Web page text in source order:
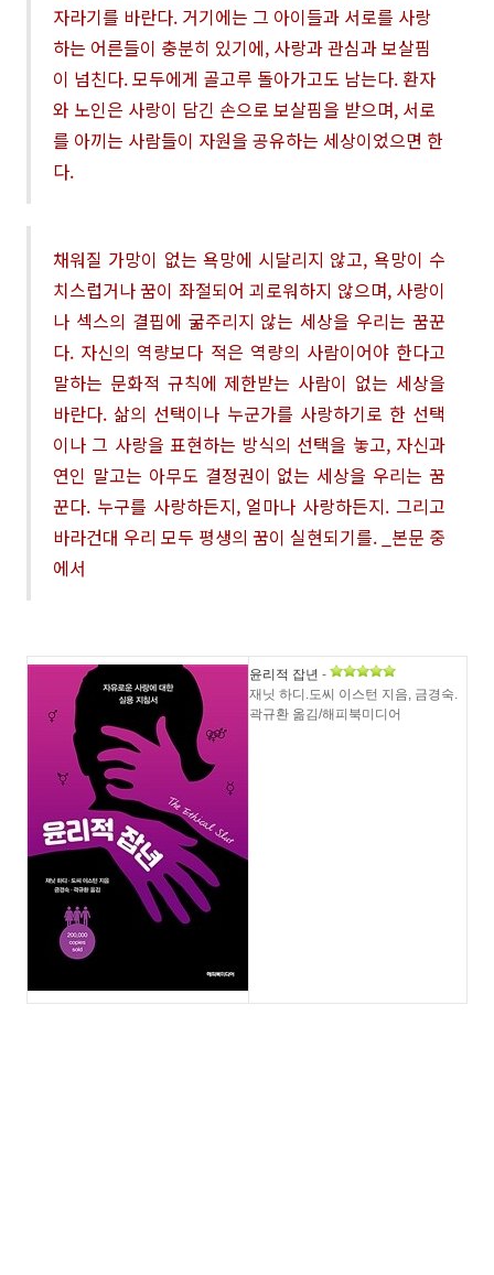
자라기를 바란다. 거기에는 그 아이들과 서로를 사랑
하는 어른들이 충분히 있기에, 사랑과 관심과 보살핌
이 넘친다.모두에게 골고루 돌아가고도 남는다. 환자
와 노인은 사랑이 담긴 손으로 보살핌을 받으며, 서로
를 아끼는 사람들이 자원을 공유하는 세상이었으면 한
다.
채워질 가망이 없는 욕망에 시달리지 않고, 욕망이 수
치스럽거나 꿈이 좌절되어 괴로워하지 않으며, 사랑이
나 섹스의 결핍에 굶주리지 않는 세상을 우리는 꿈꾼
다. 자신의 역량보다 적은 역량의 사람이어야 한다고
말하는 문화적 규칙에 제한받는 사람이 없는 세상을
바란다. 삶의 선택이나 누군가를 사랑하기로 한 선택
이나 그 사랑을 표현하는 방식의 선택을 놓고, 자신과
연인 말고는 아무도 결정권이 없는 세상을 우리는 꿈
꾼다. 누구를 사랑하든지, 얼마나 사랑하든지. 그리고
바라건대 우리 모두 평생의 꿈이 실현되기를. _본문 중
에서
윤리적 잡년 -
재닛 하디.도씨 이스턴 지음, 금경숙.
곽규환 옮김/해피북미디어